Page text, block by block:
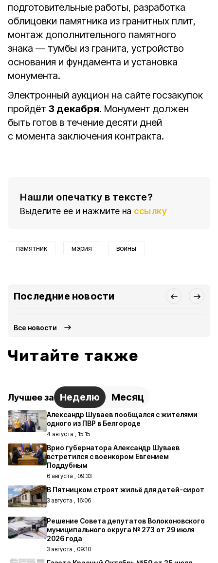
подготовительные работы, разработка
облицовки памятника из гранитных плит,
монтаж дополнительного памятного
знака — тумбы из гранита, устройство
основания и фундамента и установка
монумента.
Электронный аукцион на сайте госзакупок
пройдёт 3 декабря. Монумент должен
быть готов в течение десяти дней
с момента заключения контракта.
Нашли опечатку в тексте?
Выделите ее и нажмите на ссылку
памятник мэрия воины
Последние новости
Все новости
Читайте также
Лучшее за Неделю Месяц
Александр Шуваев пообщался с жителями
одного из ПВР в Белгороде
4 августа , 15:15
Врио губернатора Александр Шуваев
встретился с военкором Евгением
Поддубным
6 августа , 09:33
В Пятницком строят жильё для детей-сирот
3 августа , 16:06
Решение Совета депутатов Волоконовского
муниципального округа № 273 от 29 июля
2026 года
3 августа , 09:10